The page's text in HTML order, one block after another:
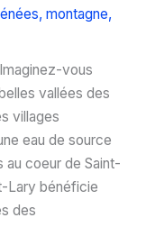
, montagne,
vous
vallées des
villages
eau de source
au coeur de Saint-
Lary bénéficie
des